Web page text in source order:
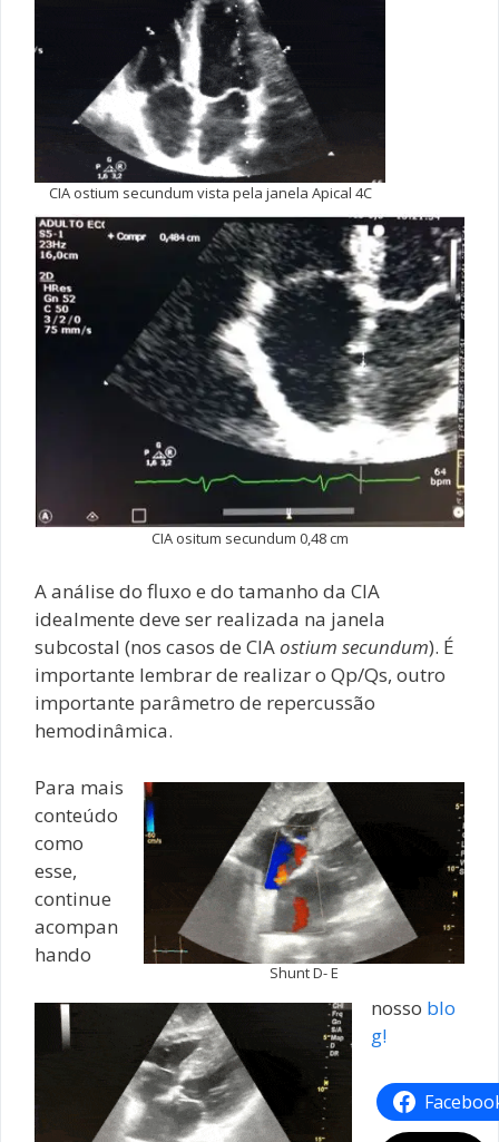
CIA ostium secundum vista pela janela Apical 4C
CIA ositum secundum 0,48 cm
A análise do fluxo e do tamanho da CIA
idealmente deve ser realizada na janela
subcostal (nos casos de CIAostium secundum). É
importante lembrar de realizar o Qp/Qs, outro
importante parâmetro de repercussão
hemodinâmica.
Shunt D- E
Para mais
conteúdo
como
esse,
continue
acompan
hando
nosso blo
g!